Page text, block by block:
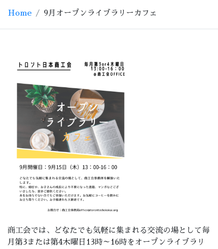
Home 9月オープンライブラリーカフェ
商工会では、どなたでも気軽に集まれる交流の場として毎
月第3または第4木曜日13時～16時をオープンライブラリ